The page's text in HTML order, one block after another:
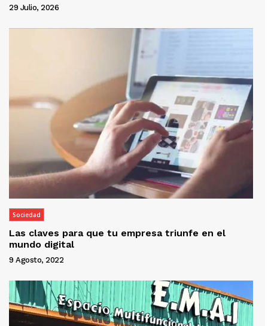
29 Julio, 2026
Sociedad
Las claves para que tu empresa triunfe en el
mundo digital
9 Agosto, 2022